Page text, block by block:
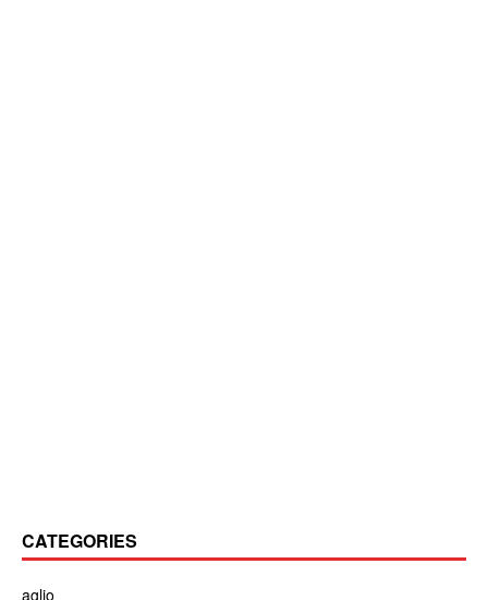
CATEGORIES
aglio